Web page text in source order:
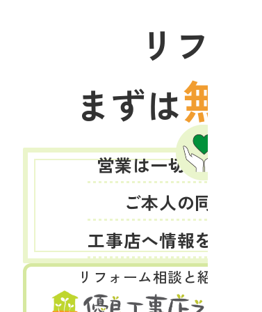
リフォ
まずは無料
営業は一切いたしま
ご本人の同意なく
工事店へ情報を伝えま
リフォーム相談と紹介の窓口